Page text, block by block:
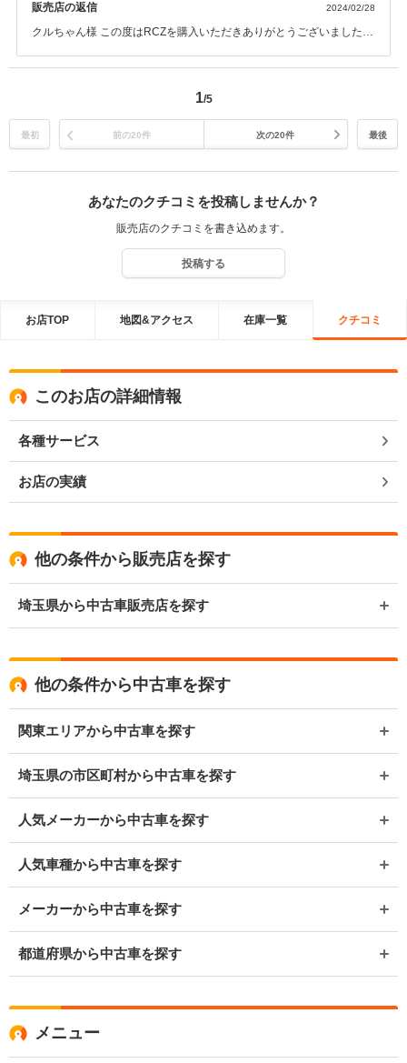
販売店の返信 2024/02/28
クルちゃん様 この度はRCZを購入いただきありがとうございました。
た。その結果アルミ部分の水垢の除去も出来る様になりました。こち
晴らしい物になる様サポートさせて頂ければと思います。 高評価、コ
メントありがとうございました。
1/5
最初 前の20件 次の20件 最後
あなたのクチコミを投稿しませんか？
販売店のクチコミを書き込めます。
投稿する
お店TOP 地図&アクセス 在庫一覧 クチコミ
このお店の詳細情報
各種サービス
お店の実績
他の条件から販売店を探す
埼玉県から中古車販売店を探す
他の条件から中古車を探す
関東エリアから中古車を探す
埼玉県の市区町村から中古車を探す
人気メーカーから中古車を探す
人気車種から中古車を探す
メーカーから中古車を探す
都道府県から中古車を探す
メニュー